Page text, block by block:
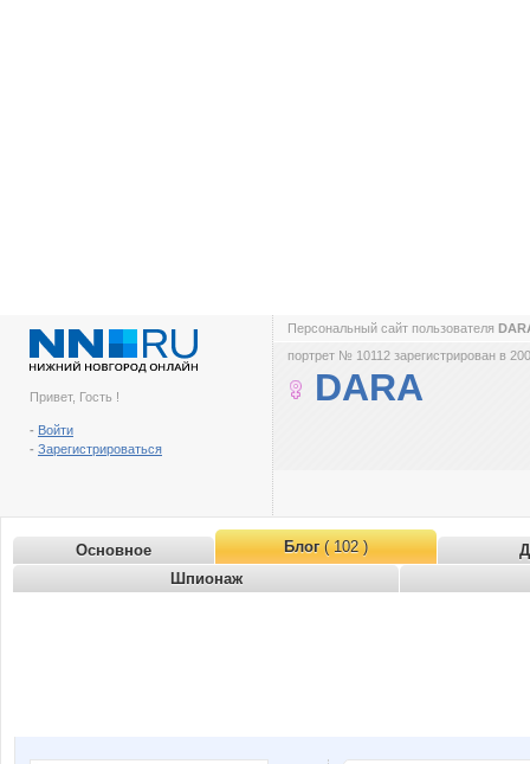
Привет, Гость !
- Войти
- Зарегистрироваться
Персональный сайт пользователя
портрет № 10112 зарегистрирован в
DARA
Основное Блог( 102 )
Шпионаж